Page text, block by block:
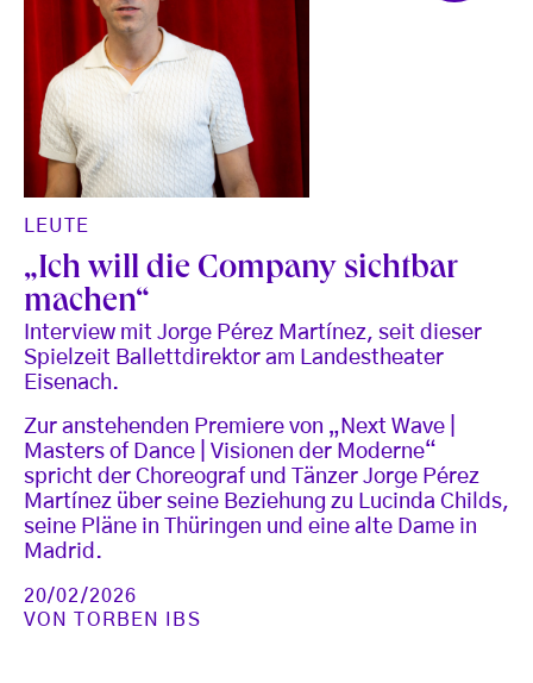
LEUTE
„Ich will die Company sichtbar
machen“
Interview mit Jorge Pérez Martínez, seit dieser
Spielzeit Ballettdirektor am Landestheater
Eisenach.
Zur anstehenden Premiere von „Next Wave |
Masters of Dance | Visionen der Moderne“
spricht der Choreograf und Tänzer Jorge Pérez
Martínez über seine Beziehung zu Lucinda Childs,
seine Pläne in Thüringen und eine alte Dame in
Madrid.
20/02/2026
VON
TORBEN IBS